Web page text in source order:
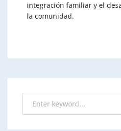
integración familiar y el
la comunidad.